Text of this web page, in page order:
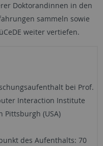
Doktorandinnen in den
sammeln sowie
weiter vertiefen.
bei Prof.
Interaction Institute
Pittsburgh (USA)
des Aufenthalts: 70